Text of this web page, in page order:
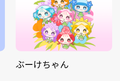
ぶーけちゃん